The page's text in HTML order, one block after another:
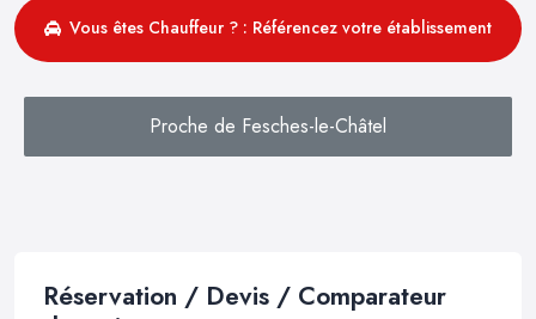
Vous êtes Chauffeur ? : Référencez votre établissement
Proche de Fesches-le-Châtel
Réservation / Devis / Comparateur